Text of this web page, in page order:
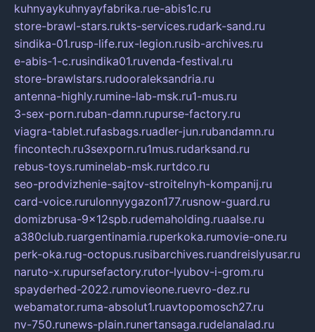
kuhnyaykuhnyayfabrika.rue-abis1c.ru
store-brawl-stars.rukts-services.rudark-sand.ru
sindika-01.rusp-life.rux-legion.rusib-archives.ru
e-abis-1-c.rusindika01.ruvenda-festival.ru
store-brawlstars.rudooraleksandria.ru
antenna-highly.rumine-lab-msk.ru1-mus.ru
3-sex-porn.ruban-damn.rupurse-factory.ru
viagra-tablet.rufasbags.ruadler-jun.rubandamn.ru
fincontech.ru3sexporn.ru1mus.rudarksand.ru
rebus-toys.ruminelab-msk.rurtdco.ru
seo-prodvizhenie-sajtov-stroitelnyh-kompanij.ru
card-voice.rurulonnyygazon177.rusnow-guard.ru
domizbrusa-9x12spb.rudemaholding.ruaalse.ru
a380club.ruargentinamia.ruperkoka.rumovie-one.ru
perk-oka.rug-octopus.rusibarchives.ruandreislyusar.ru
naruto-x.rupursefactory.rutor-lyubov-i-grom.ru
spayderhed-2022.rumovieone.ruevro-dez.ru
webamator.ruma-absolut1.ruavtopomosch27.ru
nv-750.runews-plain.runertansaga.rudelanalad.ru